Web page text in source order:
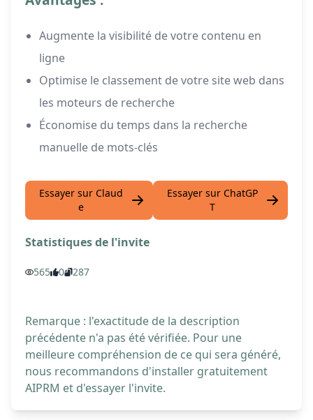
Augmente la visibilité de votre contenu en
ligne
Optimise le classement de votre site web dans
les moteurs de recherche
Économise du temps dans la recherche
manuelle de mots-clés
Essayer sur Claud
e
Essayer sur ChatGP
T
Statistiques de l'invite
565 0 287
Remarque : l'exactitude de la description
précédente n'a pas été vérifiée. Pour une
meilleure compréhension de ce qui sera généré,
nous recommandons d'installer gratuitement
AIPRM et d'essayer l'invite.